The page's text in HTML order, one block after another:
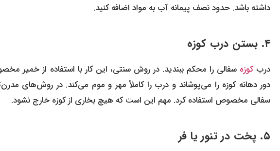
داشته باشد. حدود نصف پیمانه آب به مواد اضافه کنید.
۴. بستن درب کوزه
دربکوزه سفالی را محکم ببندید. در روش سنتی، این کار با استفاده از خمیر
دور دهانه کوزه را می‌پوشاند و درب را کاملاً مهر و موم می‌کند. در روش‌های
سفالی مخصوص استفاده کرد. مهم این است که هیچ بخاری از کوزه خارج نشود.
۵. پخت در تنور یا فر